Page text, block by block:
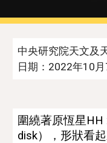
中央研究院天文及
日期：2022年10 月
圍繞著原恆星HH
disk） ， 形狀看